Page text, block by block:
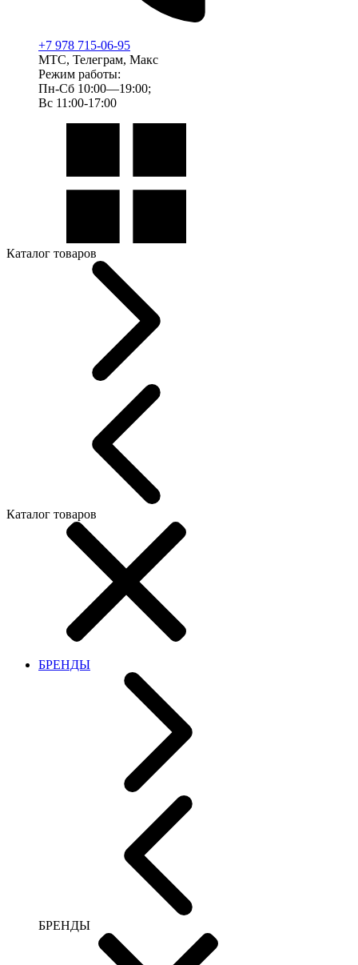
+7 978 715-06-95
МТС, Телеграм, Макс
Режим работы:
Пн-Сб 10:00—19:00;
Вс 11:00-17:00
Каталог товаров
Каталог товаров
БРЕНДЫ
БРЕНДЫ